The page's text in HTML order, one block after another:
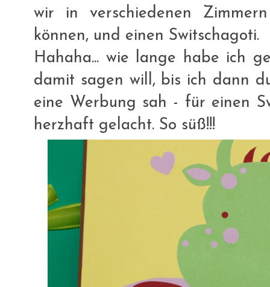
wir in verschiedenen
können, und einen Switschagoti.
Hahaha... wie lange habe ich
damit sagen will, bis ich dann
eine Werbung sah - für einen
herzhaft gelacht. So süß!!!